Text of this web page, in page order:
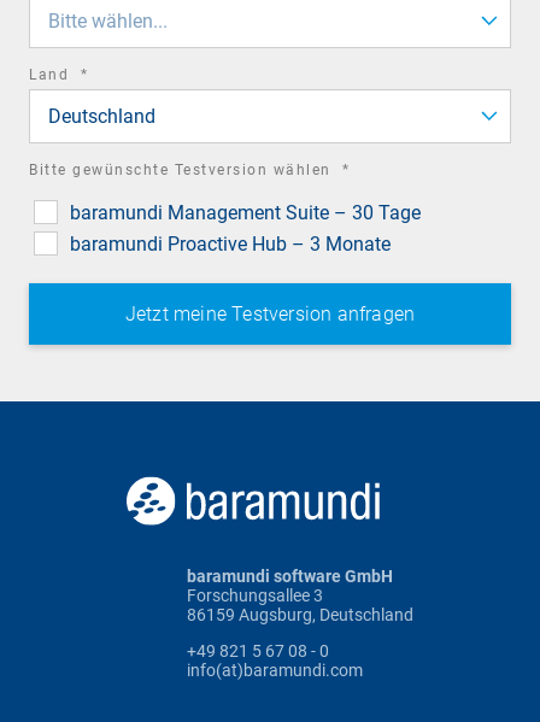
Bitte wählen...
Land *
Deutschland
Bitte gewünschte Testversion wählen *
baramundi Management Suite – 30 Tage
baramundi Proactive Hub – 3 Monate
baramundi software GmbH
Forschungsallee 3
86159 Augsburg, Deutschland
+49 821 5 67 08 - 0
info(at)baramundi.com